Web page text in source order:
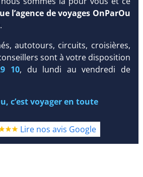
DEMANDE
D’INFORMATIONS
Long. Longueur
800 m
Tx
:
l’agence de voyages OnParOu
autotours, circuits, croisières,
sont à votre disposition
10, du lundi au vendredi de
c’est voyager en toute
Lire nos avis Google